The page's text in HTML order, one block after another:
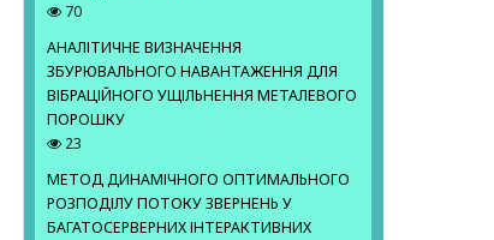
70
АНАЛІТИЧНЕ ВИЗНАЧЕННЯ
ЗБУРЮВАЛЬНОГО НАВАНТАЖЕННЯ ДЛЯ
ВІБРАЦІЙНОГО УЩІЛЬНЕННЯ МЕТАЛЕВОГО
ПОРОШКУ
23
МЕТОД ДИНАМІЧНОГО ОПТИМАЛЬНОГО
РОЗПОДІЛУ ПОТОКУ ЗВЕРНЕНЬ У
БАГАТОСЕРВЕРНИХ ІНТЕРАКТИВНИХ